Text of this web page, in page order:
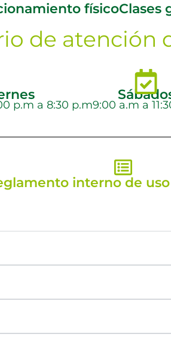
físicoClases
de atención
p.m a 8:30 p.m9:00 a.m a
interno de